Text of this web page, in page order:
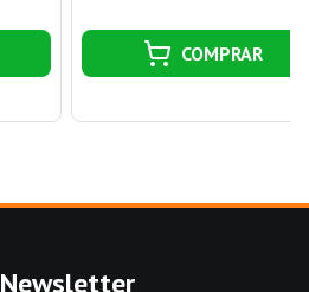
COMPRAR
Newsletter